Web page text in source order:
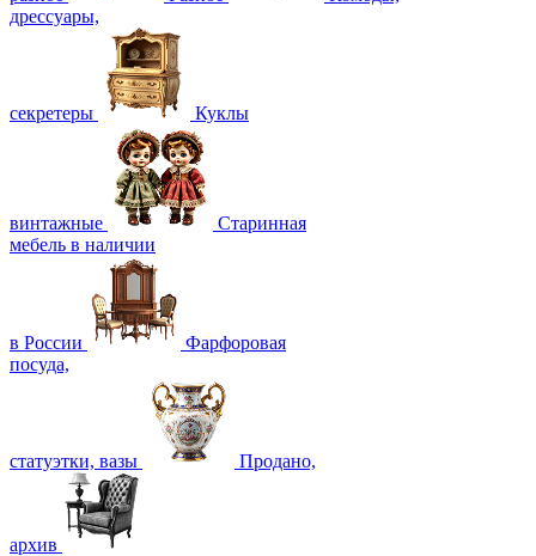
дрессуары,
секретеры Куклы
винтажные
Старинная
мебель в наличии
в России
Фарфоровая
посуда,
статуэтки, вазы Продано,
архив